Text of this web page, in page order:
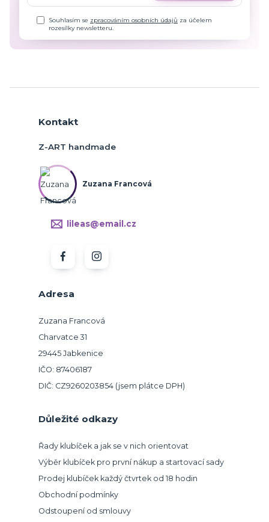
Souhlasím se zpracováním osobních údajů za účelem
rozesílky newsletteru.
Adresa
Zuzana Francová
Charvatce 31
29445 Jabkenice
IČO: 87406187
DIČ: CZ9260203854 (jsem plátce DPH)
Důležité odkazy
Řady klubíček a jak se v nich orientovat
Výběr klubíček pro první nákup a startovací sady
Prodej klubíček každý čtvrtek od 18 hodin
Obchodní podmínky
Odstoupení od smlouvy
Kontakt
Z-ART handmade
Zuzana Francová
lileas@email.cz